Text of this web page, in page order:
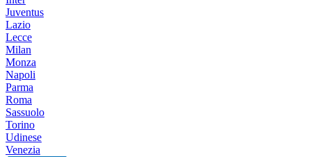
Juventus
Lazio
Lecce
Milan
Monza
Napoli
Parma
Roma
Sassuolo
Torino
Udinese
Venezia